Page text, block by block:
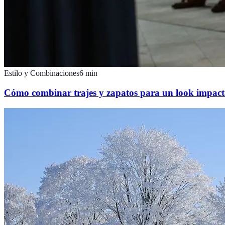
Estilo y Combinaciones6 min
Cómo combinar trajes y zapatos para un look